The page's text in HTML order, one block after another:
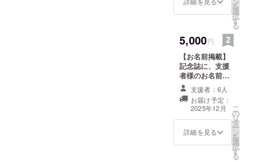
を
選
択
す
る
5,000円
【お名前掲載】
記念誌に、支援
者様のお名前を
掲載します。 ※
必ず備考欄に希
望されるお名前
をご記入くださ
い。 ※お名前の
掲載を希望され
支援者：6人
お届け予定：
2025年12月
詳細を見る
こ
の
リ
タ
ー
ン
を
選
択
す
る